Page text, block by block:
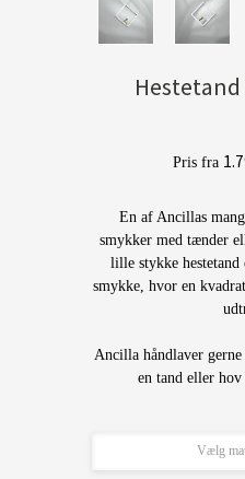
Pris fra
En af Ancillas
smykker med tænder
lille stykke
smykke, hvor en
Ancilla håndlaver
en tand eller
Vælg